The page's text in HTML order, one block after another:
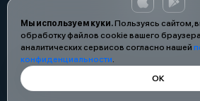
Мы используем куки.Пользуясь сайтом,
обработку файлов cookie вашего
аналитических сервисов согласно нашей
конфиденциальности.
ОК